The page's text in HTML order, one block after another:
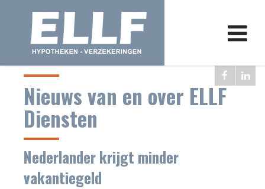
Nieuws van en over ELLF
Diensten
Nederlander krijgt minder
vakantiegeld